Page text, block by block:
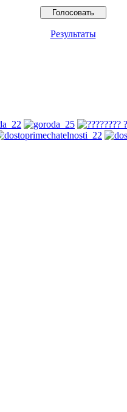
Результаты